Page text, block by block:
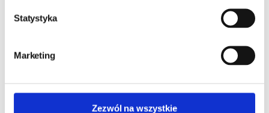
Statystyka
Marketing
Zezwól na wszystkie